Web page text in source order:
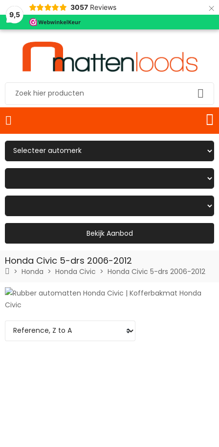
9,5
3057 Reviews ×
Bekijk Aanbod
Honda Civic 5-drs 2006-2012
Honda Honda Civic Honda Civic 5-drs 2006-2012